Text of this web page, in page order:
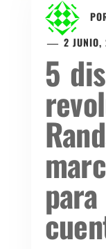
2 JUNIO,
5